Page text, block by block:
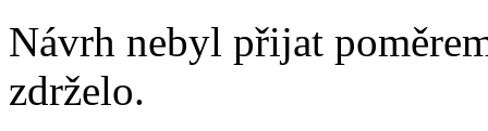
Návrh nebyl přijat
zdrželo.